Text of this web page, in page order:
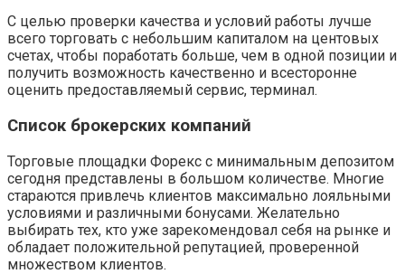
С целью проверки качества и условий работы лучше
всего торговать с небольшим капиталом на центовых
счетах, чтобы поработать больше, чем в одной позиции и
получить возможность качественно и всесторонне
оценить предоставляемый сервис, терминал.
Список брокерских компаний
Торговые площадки Форекс с минимальным депозитом
сегодня представлены в большом количестве. Многие
стараются привлечь клиентов максимально лояльными
условиями и различными бонусами. Желательно
выбирать тех, кто уже зарекомендовал себя на рынке и
обладает положительной репутацией, проверенной
множеством клиентов.